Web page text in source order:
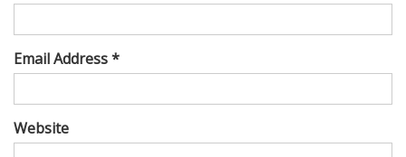
Email Address *
Website